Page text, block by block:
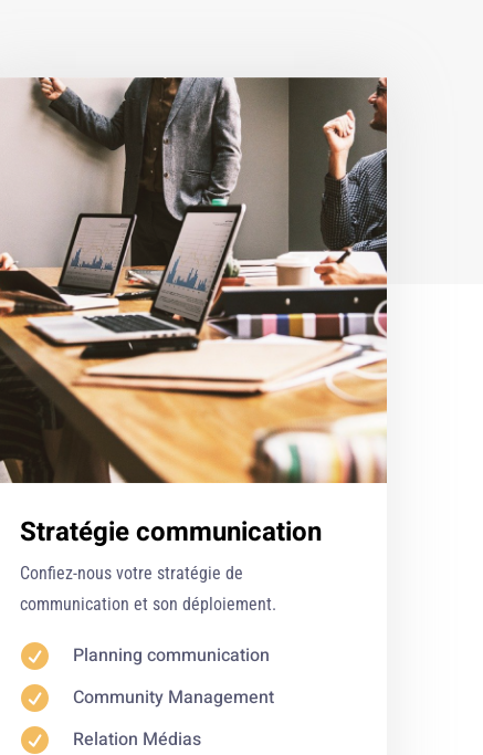
Stratégie communication
Confiez-nous votre stratégie de
communication et son déploiement.
 Planning communication
 Community Management
 Relation Médias